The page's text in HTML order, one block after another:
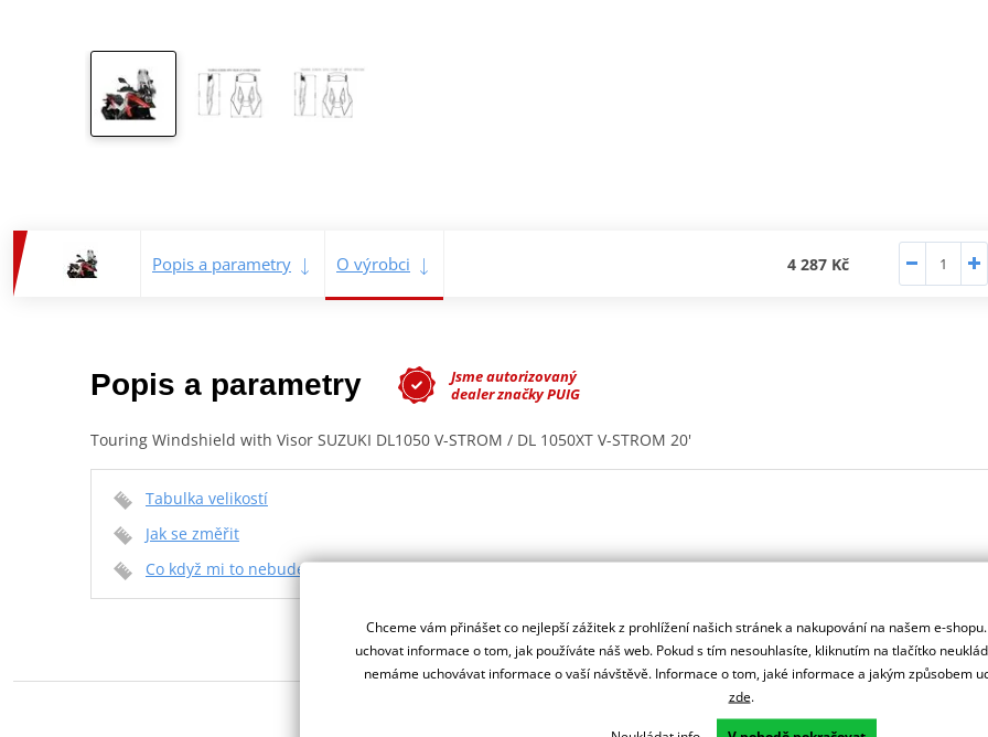
Popis a parametry O výrobci 4 287 Kč
Popis a parametry
Jsme autorizovaný
dealer značky PUIG
Touring Windshield with Visor SUZUKI DL1050 V-STROM / DL 1050XT V-STROM 20'
Tabulka velikostí
Jak se změřit
Co když mi to nebude
Chceme vám přinášet co nejlepší zážitek z prohlížení našich stránek a nakupování na našem e-
uchovat informace o tom, jak používáte náš web. Pokud s tím nesouhlasíte, kliknutím na tlačítko
nemáme uchovávat informace o vaší návštěvě. Informace o tom, jaké informace a jakým způsobem
zde.